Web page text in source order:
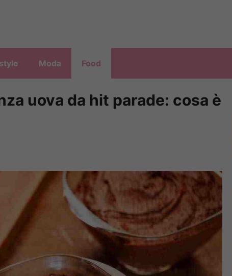
Moda Food
uova da hit parade: cosa è